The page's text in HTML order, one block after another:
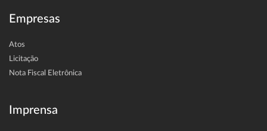
Empresas
Atos
Licitação
Nota Fiscal Eletrônica
Imprensa